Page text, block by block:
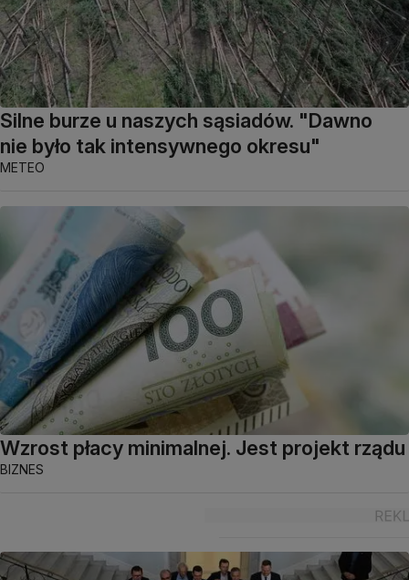
Silne burze u naszych sąsiadów. "Dawno
nie było tak intensywnego okresu"
METEO
Wzrost płacy minimalnej. Jest projekt rządu
BIZNES